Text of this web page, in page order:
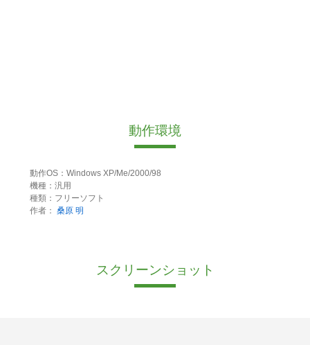
動作環境
動作OS：Windows XP/Me/2000/98
機種：汎用
種類：フリーソフト
作者： 桑原 明
スクリーンショット